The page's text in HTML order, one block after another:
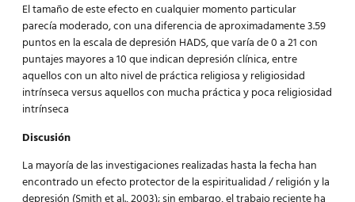
El tamaño de este efecto en cualquier momento particular
parecía moderado, con una diferencia de aproximadamente 3.59
puntos en la escala de depresión HADS, que varía de 0 a 21 con
puntajes mayores a 10 que indican depresión clínica, entre
aquellos con un alto nivel de práctica religiosa y religiosidad
intrínseca versus aquellos con mucha práctica y poca religiosidad
intrínseca
Discusión
La mayoría de las investigaciones realizadas hasta la fecha han
encontrado un efecto protector de la espiritualidad / religión y la